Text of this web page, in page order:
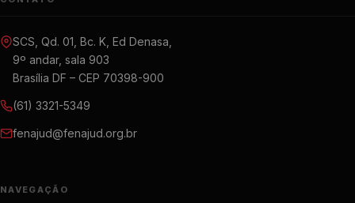
SCS, Qd. 01, Bc. K, Ed Denasa,
9º andar, sala 903
Brasília DF – CEP 70398-900
(61) 3321-5349
fenajud@fenajud.org.br
NAVEGAÇÃO